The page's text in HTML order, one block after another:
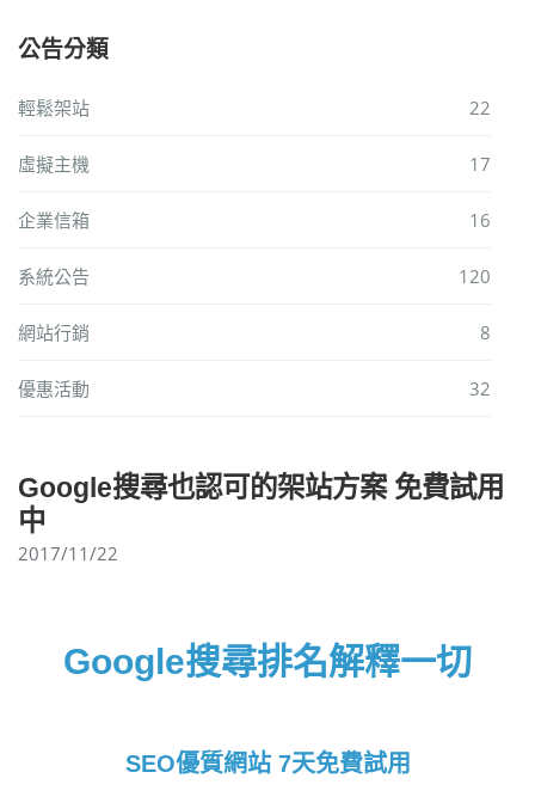
公告分類
輕鬆架站 22
虛擬主機 17
企業信箱 16
系統公告 120
網站行銷 8
優惠活動 32
Google搜尋也認可的架站方案 免費試用
中
2017/11/22
Google搜尋排名解釋一切
SEO優質網站 7天免費試用